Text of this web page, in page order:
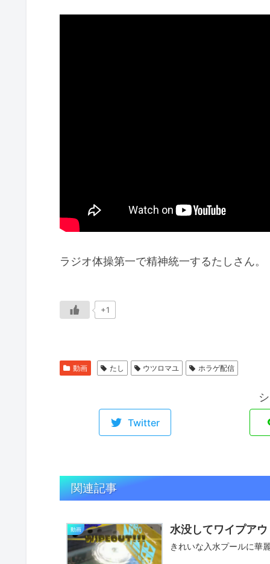
ラジオ体操第一で精神統一するたしさん。
+1
動画 たし ウツロマユ ホラゲ配信
Twitter
関連記事
動画 水没してワイプア
きれいな入水プールに華